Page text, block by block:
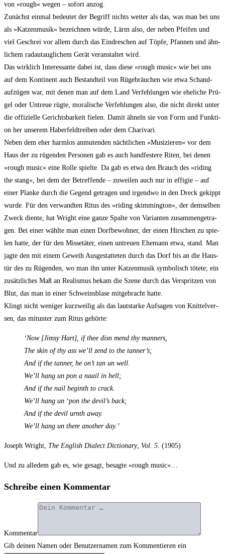
von »rough« wegen – sofort anzog.
Zunächst ein­mal bedeu­tet der Begriff nichts wei­ter als das, was man bei uns
als »Kat­zen­mu­sik« bezeich­nen wür­de, Lärm also, der neben Pfei­fen und
viel Geschrei vor allem durch das Ein­dre­schen auf Töp­fe, Pfan­nen und ähn­
li­chem radau­taug­li­chem Gerät ver­an­stal­tet wird.
Das wirk­lich Inter­es­san­te dabei ist, dass die­se »rough music« wie bei uns
auf dem Kon­ti­nent auch Bestand­teil von Rüge­bräu­chen wie etwa Schand­
auf­zü­gen war, mit denen man auf dem Land Ver­feh­lun­gen wie ehe­li­che Prü­
gel oder Untreue rüg­te, mora­li­sche Ver­feh­lun­gen also, die nicht direkt unter
die offi­zi­el­le Gerichts­bar­keit fie­len. Damit ähneln sie von Form und Funk­ti­
on her unse­rem Haber­feld­trei­ben oder dem Charivari.
Neben dem eher harm­los anmu­ten­den nächt­li­chen »Musi­zie­ren« vor dem
Haus der zu rügen­den Per­so­nen gab es auch hand­fes­te­re Riten, bei denen
»rough music« eine Rol­le spiel­te. Da gab es etwa den Brauch des »riding
the stang«, bei dem der Betref­fen­de – zuwei­len auch nur in effi­gie – auf
einer Plan­ke durch die Gegend getra­gen und irgend­wo in den Dreck gekippt
wur­de. Für den ver­wand­ten Ritus des »riding skim­ming­ton«, der dem­sel­ben
Zweck dien­te, hat Wright eine gan­ze Spal­te von Vari­an­ten zusam­men­ge­tra­
gen. Bei einer wähl­te man einen Dorf­be­woh­ner, der einen Hir­schen zu spie­
len hat­te, der für den Mis­se­tä­ter, einen untreu­en Ehe­mann etwa, stand. Man
jag­te den mit einem Geweih Aus­ge­stat­te­ten durch das Dorf bis an die Haus­
tür des zu Rügen­den, wo man ihn unter Kat­zen­mu­sik sym­bo­lisch töte­te; ein
zusätz­li­ches Maß an Rea­lis­mus bekam die Sze­ne durch das Ver­sprit­zen von
Blut, das man in einer Schweins­bla­se mit­ge­bracht hatte.
Klingt nicht weni­ger kurz­wei­lig als das laut­star­ke Auf­sa­gen von Knit­tel­ver­
sen, das mit­un­ter zum Ritus gehörte:
‘Now [Jim­sy Hart], if thee disn mend thy manners,
The skin of thy ass we’ll zend to the tanner’s;
And if the tan­ner, he on’t tan un well.
We’ll hang un pon a naail in hell;
And if the nail beg­inth to crack.
We’ll hang un ‘pon the devil’s back;
And if the devil urnth away.
We’ll hang un the­re ano­ther day.’
Joseph Wright, The Eng­lish Dialect Dic­tion­a­ry, Vol. 5. (1905)
Und zu alle­dem gab es, wie gesagt, besag­te »rough music«…
Schreibe einen Kommentar
Kommentar
Gib deinen Namen oder Benutzernamen zum Kommentieren ein